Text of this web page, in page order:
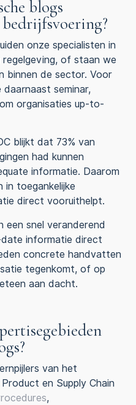
blogs
onze specialisten in
of staan we
binnen de sector. Voor
seminar,
organisaties up-to-
blijkt dat 73% van
had kunnen
informatie. Daarom
in toegankelijke
direct vooruithelpt.
een snel veranderend
informatie direct
concrete handvatten
tegenkomt, of op
aan dacht.
van het
en Supply Chain
,